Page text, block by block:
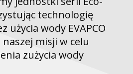
technologię
użycia wody EVAPCO
misji w celu
zużycia wody